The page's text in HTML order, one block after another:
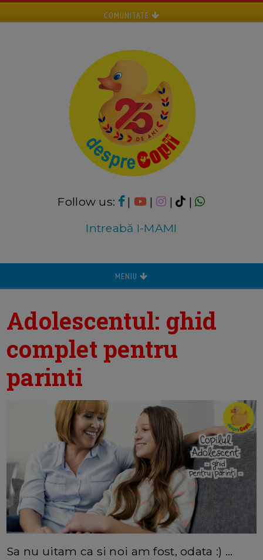
COMUNITATE
Follow us: | | |
|
Intreabă I-MAMI
MENIU
Adolescentul: ghid
complet pentru
parinti
Sa nu uitam ca si noi am fost, odata :) ...